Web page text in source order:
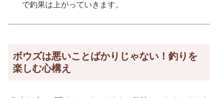
で釣果は上がっていきます。
ボウズは悪いことばかりじゃない！釣りを
楽しむ心構え